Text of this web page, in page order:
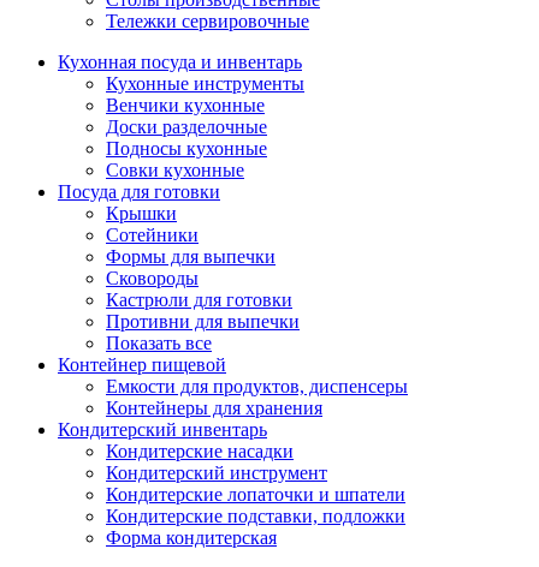
Тележки сервировочные
Кухонная посуда и инвентарь
Кухонные инструменты
Венчики кухонные
Доски разделочные
Подносы кухонные
Совки кухонные
Посуда для готовки
Крышки
Сотейники
Формы для выпечки
Сковороды
Кастрюли для готовки
Противни для выпечки
Показать все
Контейнер пищевой
Емкости для продуктов, диспенсеры
Контейнеры для хранения
Кондитерский инвентарь
Кондитерские насадки
Кондитерский инструмент
Кондитерские лопаточки и шпатели
Кондитерские подставки, подложки
Форма кондитерская